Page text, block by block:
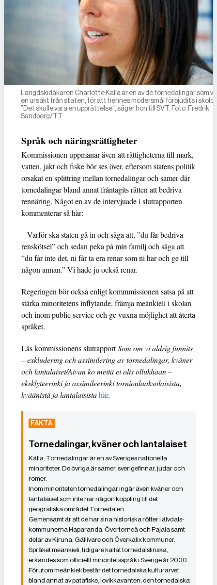
Längdskidåkaren Charlotte Kalla är en av de tornedalingar som
en ursäkt från staten, för att hennes modersmål förbjudits i skolor.
”Det skulle vara en upprättelse“, säger hon till SVT. Foto: Fredrik
Sandberg/TT
Språk och näringsrättigheter
Kommissionen uppmanar även att rättigheterna till mark,
vatten, jakt och fiske bör ses över, eftersom statens politik
orsakat en splittring mellan tornedalingar och samer där
tornedalingar bland annat fråntagits rätten att bedriva
rennäring. Något en av de intervjuade i slutrapporten
kommenterar så här:
– Varför ska staten gå in och säga att, ”du får bedriva
renskötsel” och sedan peka på min familj och säga att
”du får inte det, ni får ta era renar som ni har och ge till
någon annan.” Vi hade ju också renar.
Regeringen bör också enligt kommmissionen satsa på att
stärka minoritetens inflytande, främja meänkieli i skolan
och inom public service och ge vuxna möjlighet att återta
språket.
Läs kommissionens slutrapportSom om vi aldrig funnits
– exkludering och assimilering av tornedalingar, kväner
och lantalaiset/Aivan ko meitä ei olis ollukhaan –
eksklyteerinki ja assimileerinki tornionlaaksolaisista,
kväänistä ja lantalaisistahär.
Tornedalingar, kväner och lantalaiset
Tornedalingar är en av Sveriges nationella
minoriteter. De övriga är samer, sverigefinnar, judar och
romer.
Inom minoriteten tornedalingar ingår även kväner och
lantalaiset som inte har någon koppling till det
geografiska området Tornedalen.
Gemensamt är att de har sina historiska rötter i älvdals­
kommunerna Haparanda, Övertorneå och Pajala samt
delar av Kiruna, Gällivare och Överkalix kommuner.
Språket meänkieli, tidigare kallat tornedalsfinska,
erkändes som officiellt minoritetsspråk i Sverige år 2000.
Förutom meänkieli består det tornedalska kulturarvet
bland annat av patafiske, lovikkavanten, den tornedalska